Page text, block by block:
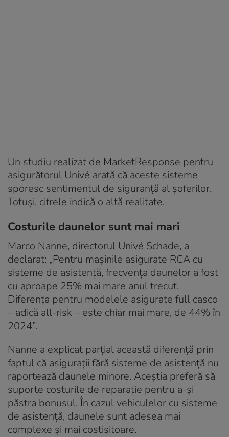
Un studiu realizat de MarketResponse pentru
asigurătorul Univé arată că aceste sisteme
sporesc sentimentul de siguranță al șoferilor.
Totuși, cifrele indică o altă realitate.
Costurile daunelor sunt mai mari
Marco Nanne, directorul Univé Schade, a
declarat: „Pentru mașinile asigurate RCA cu
sisteme de asistență, frecvența daunelor a fost
cu aproape 25% mai mare anul trecut.
Diferența pentru modelele asigurate full casco
– adică all-risk – este chiar mai mare, de 44% în
2024”.
Nanne a explicat parțial această diferență prin
faptul că asigurații fără sisteme de asistență nu
raportează daunele minore. Aceștia preferă să
suporte costurile de reparație pentru a-și
păstra bonusul. În cazul vehiculelor cu sisteme
de asistență, daunele sunt adesea mai
complexe și mai costisitoare.